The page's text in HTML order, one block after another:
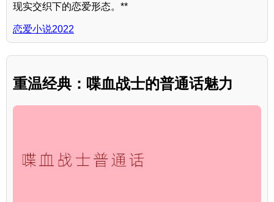
现实交织下的恋爱形态。**
恋爱小说2022
重温经典：喋血战士的普通话魅力